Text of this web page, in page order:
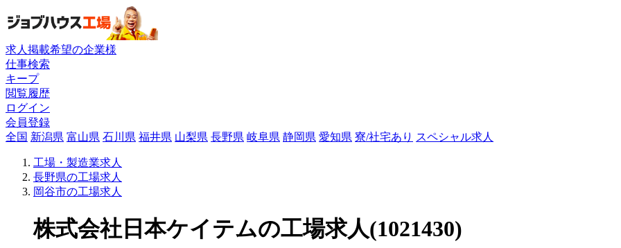
求人掲載希望の企業様
仕事検索
キープ
閲覧履歴
ログイン
会員登録
全国 新潟県 富山県 石川県 福井県 山梨県 長野県 岐阜県 静岡県 愛知県 寮/社宅あり スペシャル求人
工場・製造業求人
長野県の工場求人
岡谷市の工場求人
株式会社日本ケイテムの工場求人(1021430)